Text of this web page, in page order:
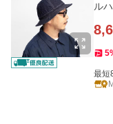
ル
5
最短